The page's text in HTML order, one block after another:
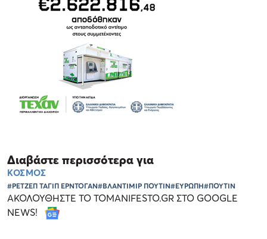
Διαβάστε περισσότερα για
ΚΟΣΜΟΣ
#ΡΕΤΖΕΠ ΤΑΓΙΠ ΕΡΝΤΟΓΑΝ#ΒΛΑΝΤΙΜΙΡ ΠΟΥΤΙΝ#ΕΥΡΩΠΗ#ΠΟΥΤΙΝ
ΑΚΟΛΟΥΘΗΣΤΕ ΤΟ TOMANIFESTO.GR ΣΤΟ GOOGLE
NEWS!